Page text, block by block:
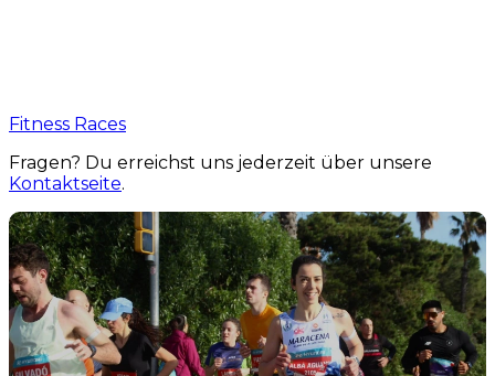
Fitness Races
Fragen? Du erreichst uns jederzeit über unsere
Kontaktseite.